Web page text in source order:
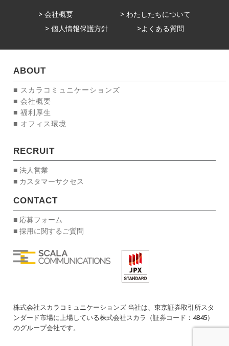
> 会社概要
> わたしたちについて
> 個人情報保護方針
>よくある質問
ABOUT
■ スカラコミュニケーションズ
■ 会社概要
■ 福利厚生
■ オフィス環境
RECRUIT
■ 法人営業
■ カスタマーサクセス
CONTACT
■ 応募フォーム
■ 採用に関するご質問
株式会社スカラコミュニケーションズ 当社は、東京証券取引所スタ
ンダード市場に上場している株式会社スカラ（証券コード：4845）
のグループ会社です。